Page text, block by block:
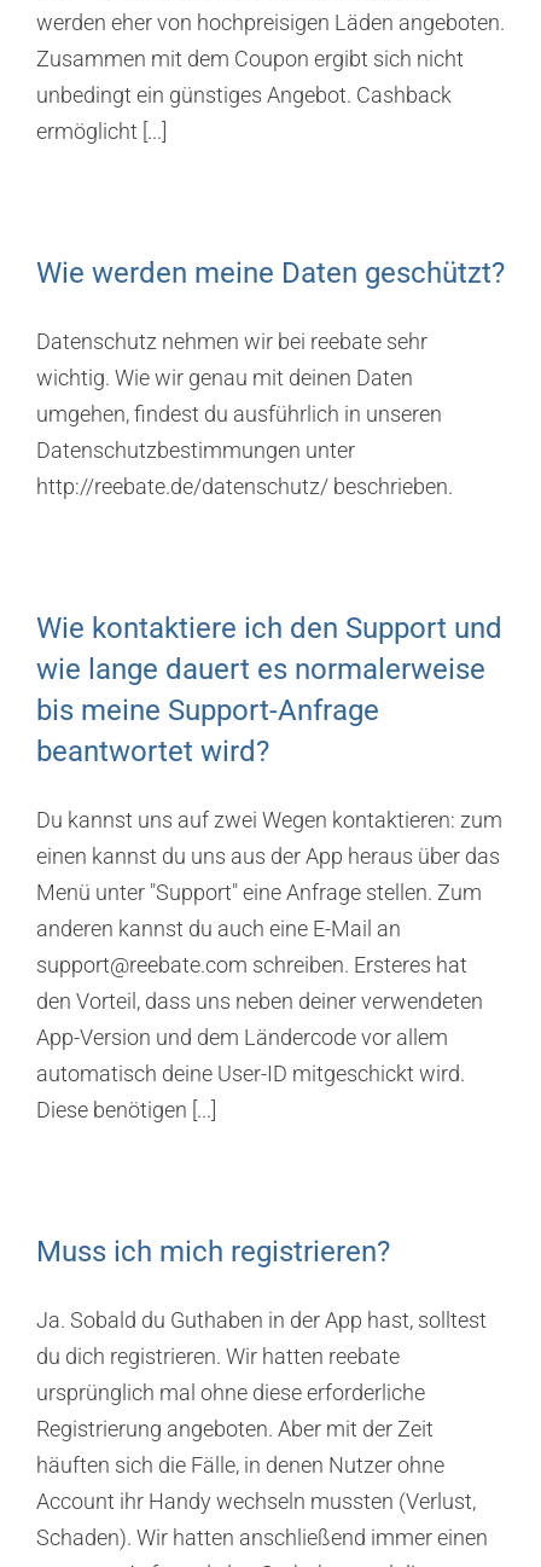
werden eher von hochpreisigen Läden angeboten.
Zusammen mit dem Coupon ergibt sich nicht
unbedingt ein günstiges Angebot. Cashback
ermöglicht [...]
Wie werden meine Daten geschützt?
Datenschutz nehmen wir bei reebate sehr
wichtig. Wie wir genau mit deinen Daten
umgehen, findest du ausführlich in unseren
Datenschutzbestimmungen unter
http://reebate.de/datenschutz/ beschrieben.
Wie kontaktiere ich den Support und
wie lange dauert es normalerweise
bis meine Support-Anfrage
beantwortet wird?
Du kannst uns auf zwei Wegen kontaktieren: zum
einen kannst du uns aus der App heraus über das
Menü unter "Support" eine Anfrage stellen. Zum
anderen kannst du auch eine E-Mail an
support@reebate.com schreiben. Ersteres hat
den Vorteil, dass uns neben deiner verwendeten
App-Version und dem Ländercode vor allem
automatisch deine User-ID mitgeschickt wird.
Diese benötigen [...]
Muss ich mich registrieren?
Ja. Sobald du Guthaben in der App hast, solltest
du dich registrieren. Wir hatten reebate
ursprünglich mal ohne diese erforderliche
Registrierung angeboten. Aber mit der Zeit
häuften sich die Fälle, in denen Nutzer ohne
Account ihr Handy wechseln mussten (Verlust,
Schaden). Wir hatten anschließend immer einen